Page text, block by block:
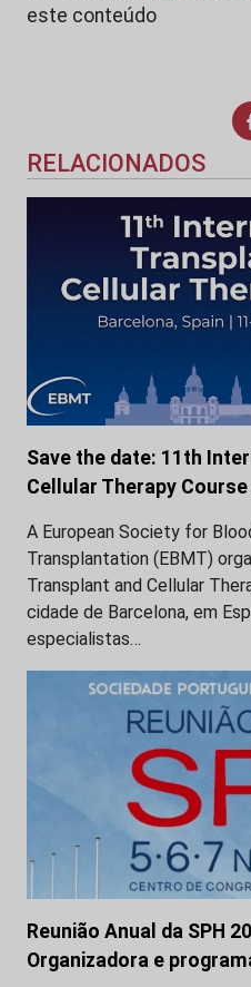
este conteúdo
RELACIONADOS
Save the date: 11th
Cellular Therapy
A European Society for
Transplantation (EBMT)
Transplant and Cellular
cidade de Barcelona, em
especialistas…
Reunião Anual da SPH
Organizadora e